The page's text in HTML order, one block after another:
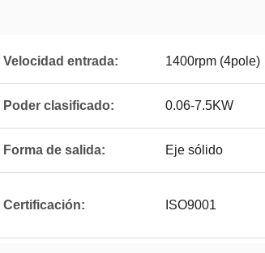
Velocidad entrada: 1400rpm (4pole)
Poder clasificado: 0.06-7.5KW
Forma de salida: Eje sólido
Certificación: ISO9001